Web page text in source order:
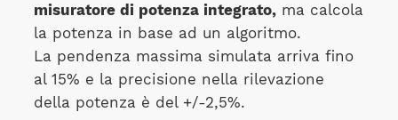
misuratore di potenza integrato,ma calcola
la potenza in base ad un algoritmo.
La pendenza massima simulata arriva fino
al 15% e la precisione nella rilevazione
della potenza è del +/-2,5%.